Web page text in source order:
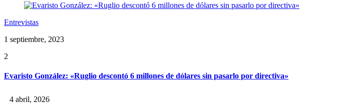
Entrevistas
1 septiembre, 2023
2
Evaristo González: «Ruglio descontó 6 millones de dólares sin pasarlo por directiva»
4 abril, 2026